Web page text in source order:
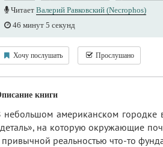
Читает Валерий Равковский (Necrophos)
46 минут 5 секунд
Хочу послушать Прослушано
книги
небольшом американском городке
на которую окружающие
привычной реальностью что-то